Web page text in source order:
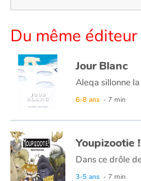
Fêtes et évènements
Amour et amitié
Sujets de société
Émotions et sentiments
Du même éditeur
Jour Blanc
Retrouvez le
6-8 ans - 7 min
Youpizootie !
3-5 ans - 7 min